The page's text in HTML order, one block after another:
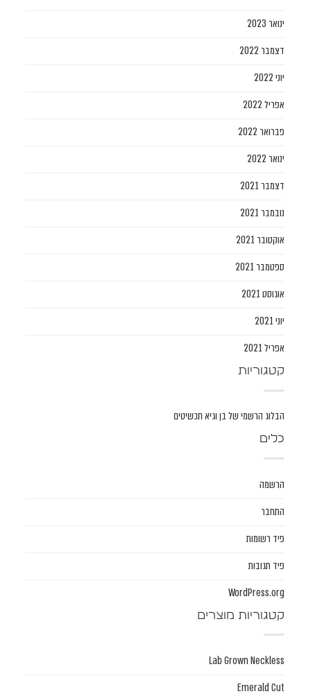
ינואר 2023
דצמבר 2022
יוני 2022
אפריל 2022
פברואר 2022
ינואר 2022
דצמבר 2021
נובמבר 2021
אוקטובר 2021
ספטמבר 2021
אוגוסט 2021
יוני 2021
אפריל 2021
קטגוריות
הבלוג הרשמי של בן וגיא תכשיטים
כלים
הרשמה
התחבר
פיד רשומות
פיד תגובות
WordPress.org
קטגוריות מוצרים
Lab Grown Neckless
Emerald Cut